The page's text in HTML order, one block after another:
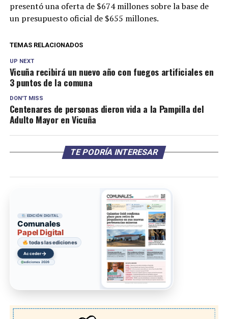
presentó una oferta de $674 millones sobre la base de
un presupuesto oficial de $655 millones.
TEMAS RELACIONADOS
UP NEXT
Vicuña recibirá un nuevo año con fuegos artificiales en
3 puntos de la comuna
DON'T MISS
Centenares de personas dieron vida a la Pampilla del
Adulto Mayor en Vicuña
TE PODRÍA INTERESAR
EDICIÓN DIGITAL
Comunales
Papel Digital
todas las ediciones
Acceder→
ediciones 2026